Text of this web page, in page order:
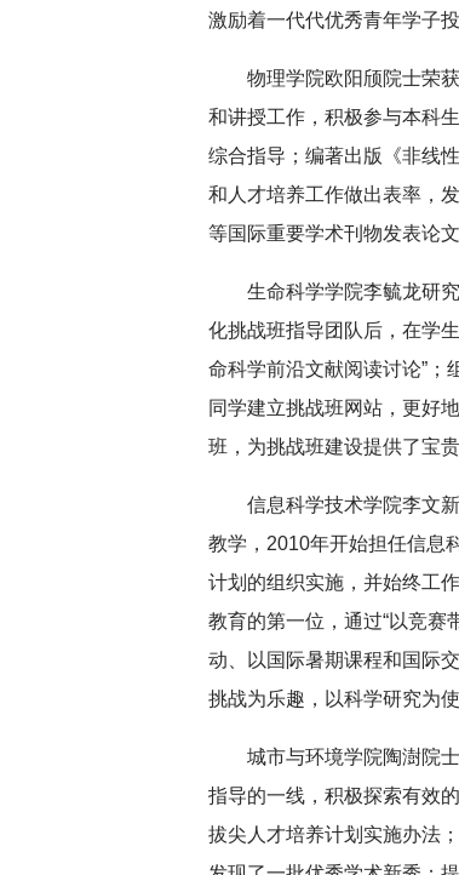
激励着一代代优秀青年学子
物理学院欧阳颀院士荣
和讲授工作，积极参与本科
综合指导；编著出版《非线
和人才培养工作做出表率，
等国际重要学术刊物发表论
生命科学学院李毓龙研
化挑战班指导团队后，在学
命科学前沿文献阅读讨论”；
同学建立挑战班网站，更好
班，为挑战班建设提供了宝
信息科学技术学院李文
教学，2010年开始担任信息
计划的组织实施，并始终工
教育的第一位，通过“以竞赛
动、以国际暑期课程和国际
挑战为乐趣，以科学研究为
城市与环境学院陶澍院
指导的一线，积极探索有效
拔尖人才培养计划实施办法